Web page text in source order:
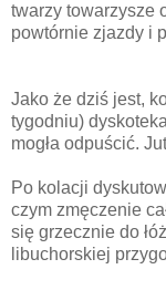
twarzy towarzysze
powtórnie zjazdy i
Jako że dziś jest,
tygodniu)
mogła odpuścić.
Po kolacji
czym zmęczenie
się grzecznie do
libuchorskiej